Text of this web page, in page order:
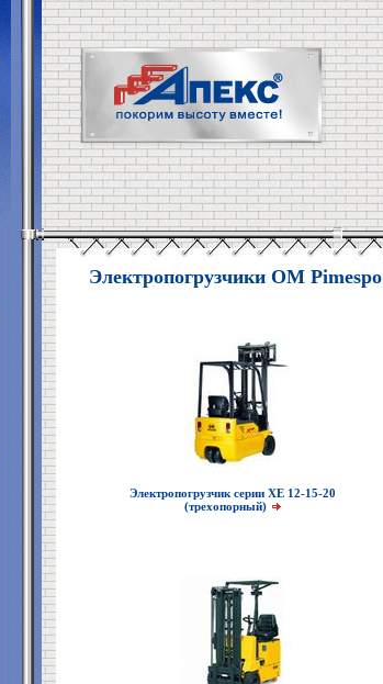
Электропогрузчики OM Pimespo
Электропогрузчик серии XE 12-15-20
(трехопорный)